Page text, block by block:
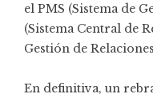
el PMS (Sistema de
(Sistema Central de
Gestión de
En definitiva, un